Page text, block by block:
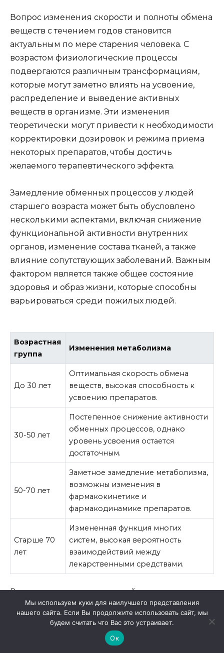
Вопрос изменения скорости и полноты обмена
веществ с течением годов становится
актуальным по мере старения человека. С
возрастом физиологические процессы
подвергаются различным трансформациям,
которые могут заметно влиять на усвоение,
распределение и выведение активных
веществ в организме. Эти изменения
теоретически могут привести к необходимости
корректировки дозировок и режима приема
некоторых препаратов, чтобы достичь
желаемого терапевтического эффекта.
Замедление обменных процессов у людей
старшего возраста может быть обусловлено
несколькими аспектами, включая снижение
функциональной активности внутренних
органов, изменение состава тканей, а также
влияние сопутствующих заболеваний. Важным
фактором является также общее состояние
здоровья и образ жизни, которые способны
варьироваться среди пожилых людей.
Возрастная
группа
Изменения метаболизма
До 30 лет
Оптимальная скорость обмена
веществ, высокая способность к
усвоению препаратов.
30-50 лет
Постепенное снижение активности
обменных процессов, однако
уровень усвоения остается
достаточным.
50-70 лет
Заметное замедление метаболизма,
возможны изменения в
фармакокинетике и
фармакодинамике препаратов.
Старше 70
лет
Измененная функция многих
систем, высокая вероятность
взаимодействий между
лекарственными средствами.
Важно учитывать, что каждый пациент
индивидуален, и реакции на медикаменты
могут варьироваться. Внешние факторы, такие
как уровень физической активности, состав
диеты и наличие хронических заболеваний,
Мы используем куки для наилучшего представления
нашего сайта. Если Вы продолжите использовать сайт, мы
будем считать что Вас это устраивает.
Ок